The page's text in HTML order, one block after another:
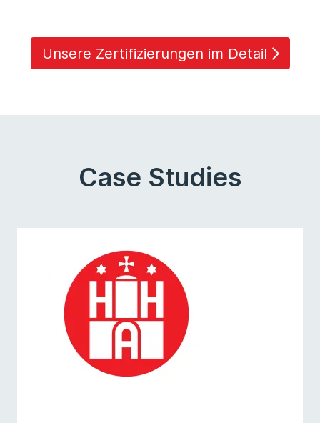
Unsere Zertifizierungen im Detail
Case Studies